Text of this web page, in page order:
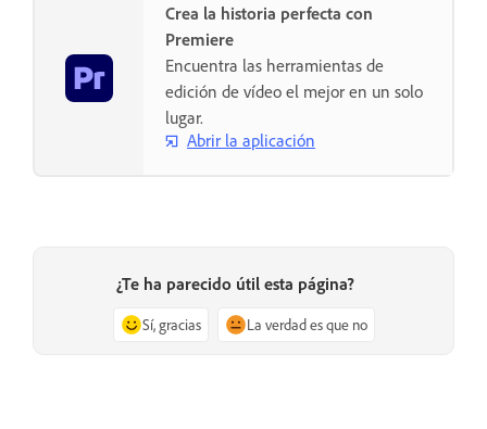
Crea la historia perfecta con
Premiere
Encuentra las herramientas de
edición de vídeo el mejor en un solo
lugar.
Abrir la aplicación
¿Te ha parecido útil esta página?
Sí, gracias La verdad es que no